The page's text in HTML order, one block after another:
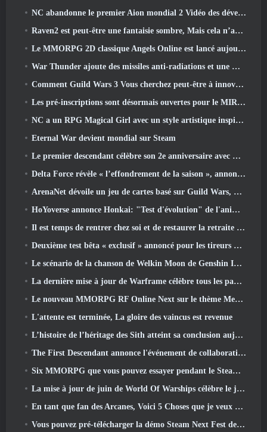
NC abandonne le premier Aion mondial 2 Vidéo des développeurs, Partager des détails sur le jeu
Raven2 est peut-être une fantaisie sombre, Mais cela n’arrête pas les plaisirs de l’été
Le MMORPG 2D classique Angels Online est lancé aujourd'hui dans le monde entier
War Thunder ajoute des missiles anti-radiations et une mesure de soutien électronique dans la mise à jour de la cavalerie lourde
Comment Guild Wars 3 Vous cherchez peut-être à innover dans l’espace MMO
Les pré-inscriptions sont désormais ouvertes pour le MIRESI de Smilegate: Un avenir invisible
NC a un RPG Magical Girl avec un style artistique inspiré de l’anime des années 90 en préparation
Eternal War devient mondial sur Steam
Le premier descendant célèbre son 2e anniversaire avec Descendant Fest 2026 Flux
Delta Force révèle « l’effondrement de la saison », annonce la collaboration Rainbow Six Siege
ArenaNet dévoile un jeu de cartes basé sur Guild Wars, Lié par la brume
HoYoverse annonce Honkai: "Test d'évolution" de l'anime Nexus
Il est temps de rentrer chez soi et de restaurer la retraite heureuse là où les vents se rencontrent
Deuxième test bêta « exclusif » annoncé pour les tireurs de survie en équipe qui prennent du temps
Le scénario de la chanson de Welkin Moon de Genshin Impact touche à sa fin.. Sur la Lune
La dernière mise à jour de Warframe célèbre tous les papas de l'espace
Le nouveau MMORPG RF Online Next sur le thème Mech de Netmarble sera lancé à l'échelle mondiale
L'attente est terminée, La gloire des vaincus est revenue
L’histoire de l’héritage des Sith atteint sa conclusion aujourd’hui dans la dernière mise à jour de SWTOR
The First Descendant annonce l'événement de collaboration EVANGELION
Six MMORPG que vous pouvez essayer pendant le Steam Next Fest
La mise à jour de juin de World Of Warships célèbre le jour de l'indépendance des États-Unis avec une nouvelle campagne narrative
En tant que fan des Arcanes, Voici 5 Choses que je veux voir du MMO Riot
Vous pouvez pré-télécharger la démo Steam Next Fest de Embers Of The Uncrowned demain